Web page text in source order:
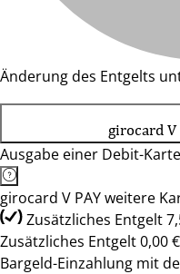
Änderung des Entgelts
girocard
Ausgabe einer Debit-Karte
girocard V PAY weitere
Zusätzliches Entgelt
Zusätzliches Entgelt 0,00
Bargeld-Einzahlung mit